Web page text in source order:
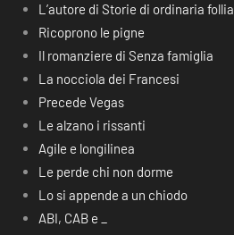
L’autore di Storie di ordinaria follia
Ricoprono le pigne
Il romanziere di Senza famiglia
La nocciola dei Francesi
Precede Vegas
Le alzano i rissanti
Agile e longilinea
Le perde chi non dorme
Lo si appende a un chiodo
ABI, CAB e _